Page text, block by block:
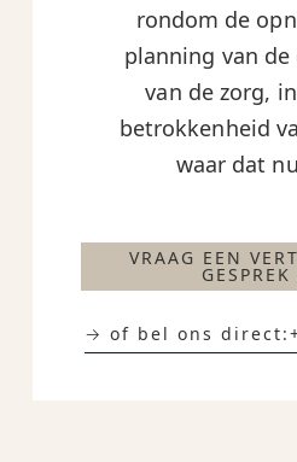
rondom de
planning van
van de zorg,
betrokkenheid
waar dat
VRAAG EEN
→ of bel ons direct: